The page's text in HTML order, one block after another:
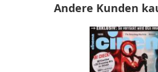
Andere Kunden